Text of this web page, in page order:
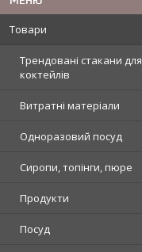
Товари
Трендовані стакани для
коктейлів
Витратні матеріали
Одноразовий посуд
Сиропи, топінги, пюре
Продукти
Посуд